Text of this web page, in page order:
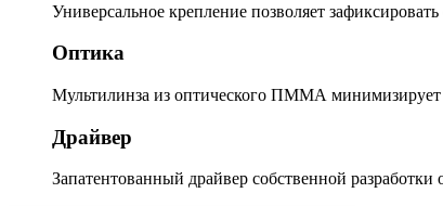
Универсальное крепление позволяет
Оптика
Мультилинза из оптического ПММА минимизирует
Драйвер
Запатентованный драйвер собственной